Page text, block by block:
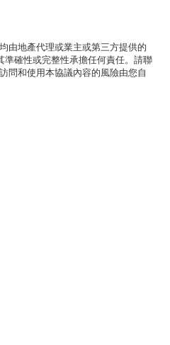
由地產代理或業主或第三方提供的
準確性或完整性承擔任何責任。請聯
問和使用本協議內容的風險由您自